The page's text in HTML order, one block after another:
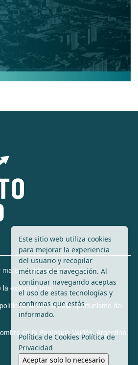
un hito en la música
extinción total
ARMY señala oportunismo del
en la Península Valdés, Argentina
Este sitio web utiliza cookies
para mejorar la experiencia
del usuario y recopilar
métricas de navegación. Al
continuar navegando aceptas
el uso de estas tecnologías y
confirmas que estás
informado.
Política de Cookies Política de
Privacidad
Aceptar solo lo necesario